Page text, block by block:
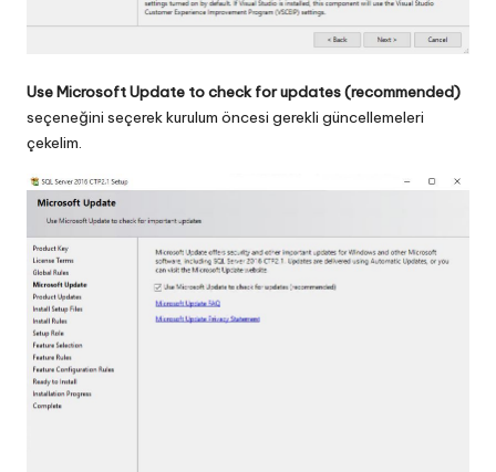
Use Microsoft Update to check for updates(recommended)
seçeneğini seçerek kurulum öncesi gerekli güncellemeleri
çekelim.